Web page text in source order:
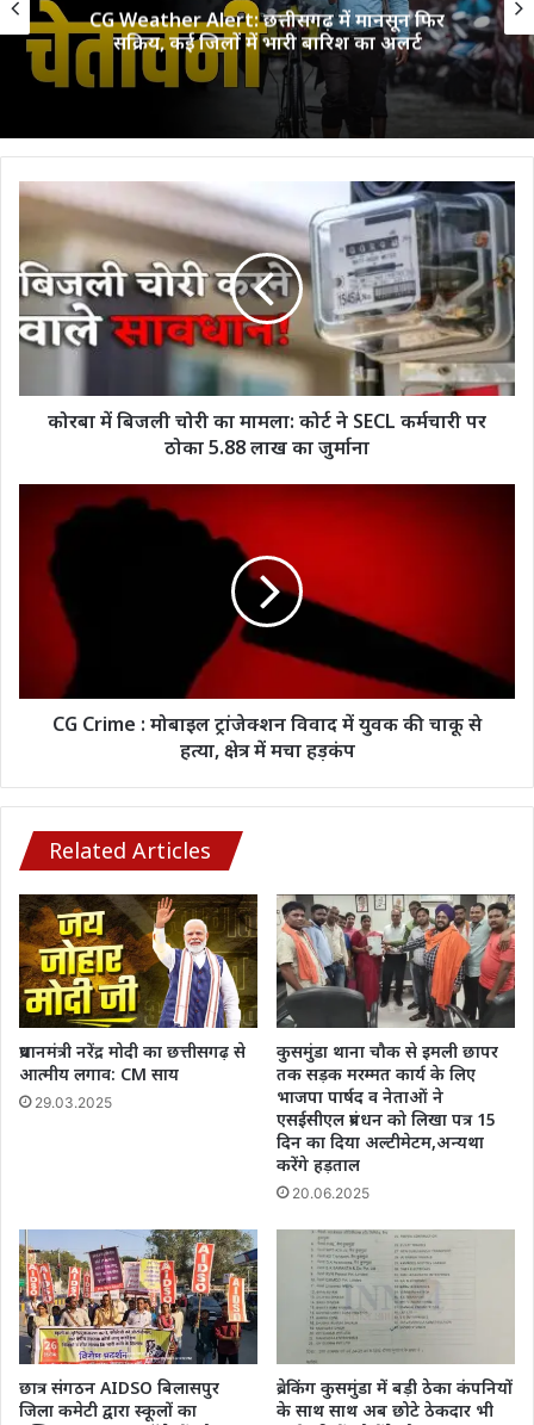
CG Weather Alert: छत्तीसगढ़ में मानसून फिर
सक्रिय, कई जिलों में भारी बारिश का अलर्ट
कोरबा
चोरी
का
मामला:
कोर्ट
SECL
कर्मचारीकोरबा में बिजली चोरी का मामला: कोर्ट ने SECL कर्मचारी पर
ठोका 5.88 लाख का जुर्माना
Crime
ट्रांजेक्शन
की
मचा
हड़कंप
CG Crime : मोबाइल ट्रांजेक्शन विवाद में युवक की चाकू से
हत्या, क्षेत्र में मचा हड़कंप
Related Articles
प्रधानमंत्री नरेंद्र मोदी का छत्तीसगढ़ से
आत्मीय लगाव: CM साय
29.03.2025
कुसमुंडा थाना चौक से इमली छापर
तक सड़क मरम्मत कार्य के लिए
भाजपा पार्षद व नेताओं ने
एसईसीएल प्रबंधन को लिखा पत्र 15
दिन का दिया अल्टीमेटम,अन्यथा
करेंगे हड़ताल
20.06.2025
छात्र संगठन AIDSO बिलासपुर
जिला कमेटी द्वारा स्कूलों का
ब्रेकिंग कुसमुंडा में बड़ी ठेका कंपनियों
के साथ साथ अब छोटे ठेकदार भी